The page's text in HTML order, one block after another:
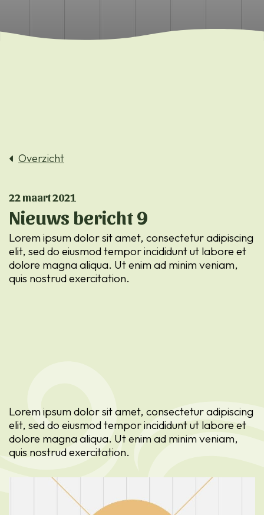
Overzicht
22 maart 2021
Nieuws bericht 9
Lorem ipsum dolor sit amet, consectetur adipiscing
elit, sed do eiusmod tempor incididunt ut labore et
dolore magna aliqua. Ut enim ad minim veniam,
quis nostrud exercitation.
Lorem ipsum dolor sit amet, consectetur adipiscing
elit, sed do eiusmod tempor incididunt ut labore et
dolore magna aliqua. Ut enim ad minim veniam,
quis nostrud exercitation.